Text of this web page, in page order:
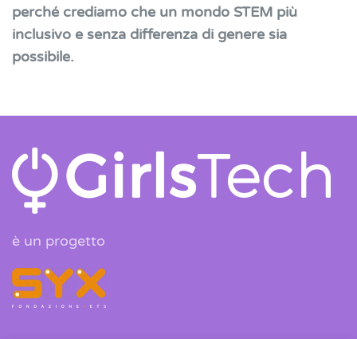
perché crediamo che un mondo STEM più
inclusivo e senza differenza di genere sia
possibile.
è un progetto